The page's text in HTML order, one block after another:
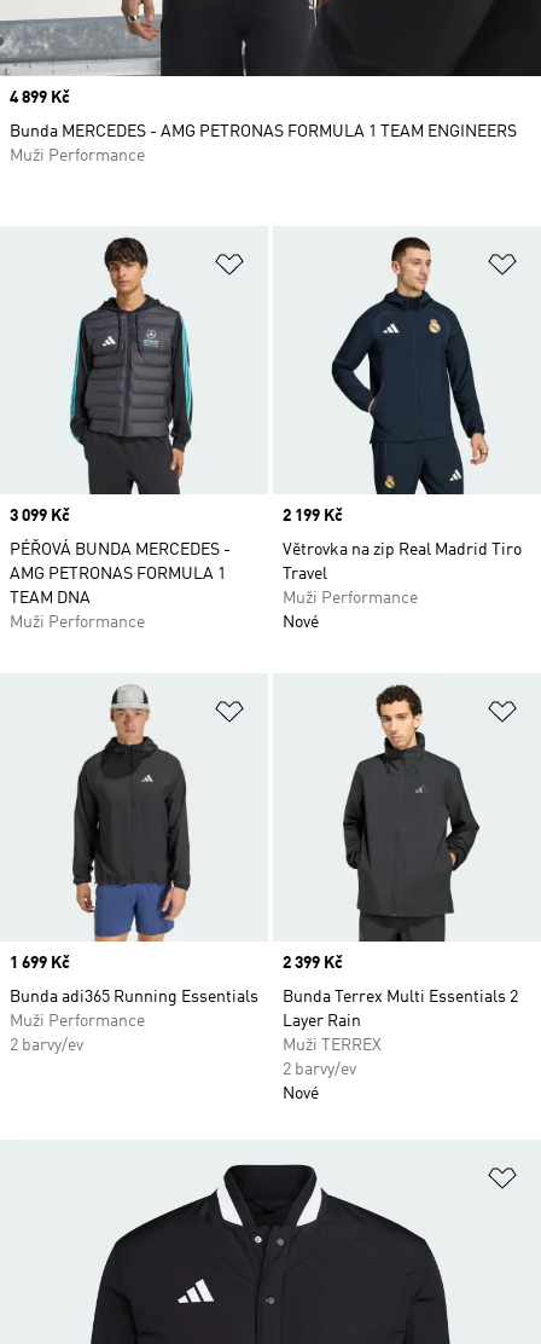
Přidat do seznamu přání
Price
3 099 Kč
PÉŘOVÁ BUNDA MERCEDES -
AMG PETRONAS FORMULA 1
TEAM DNA
Muži Performance
Price
2 199 Kč
Větrovka na zip Real Madrid Tiro
Travel
Muži Performance
Nové
Přidat do seznamu přání
Price
1 699 Kč
Bunda adi365 Running Essentials
Muži Performance
2 barvy/ev
Price
2 399 Kč
Bunda Terrex Multi Essentials 2
Layer Rain
Muži TERREX
2 barvy/ev
Nové
Price
4 899 Kč
Bunda MERCEDES - AMG PETRONAS FORMULA 1 TEAM ENGINEERS
Muži Performance